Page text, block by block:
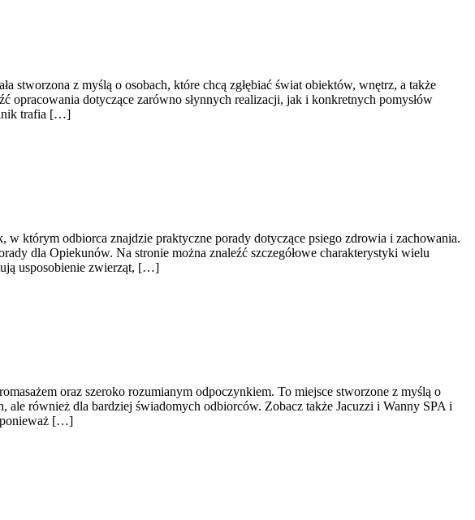
stworzona z myślą o osobach, które chcą zgłębiać świat obiektów, wnętrz, a także
opracowania dotyczące zarówno słynnych realizacji, jak i konkretnych pomysłów
trafia […]
którym odbiorca znajdzie praktyczne porady dotyczące psiego zdrowia i zachowania.
dla Opiekunów. Na stronie można znaleźć szczegółowe charakterystyki wielu
usposobienie zwierząt, […]
oraz szeroko rozumianym odpoczynkiem. To miejsce stworzone z myślą o
również dla bardziej świadomych odbiorców. Zobacz także Jacuzzi i Wanny SPA i
ponieważ […]